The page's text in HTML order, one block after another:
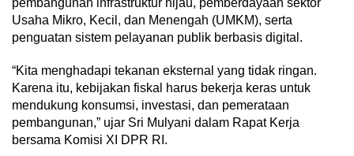
Usaha Mikro, Kecil, dan Menengah (UMKM), serta
penguatan sistem pelayanan publik berbasis digital.
“Kita menghadapi tekanan eksternal yang tidak ringan.
Karena itu, kebijakan fiskal harus bekerja keras untuk
mendukung konsumsi, investasi, dan pemerataan
pembangunan,” ujar Sri Mulyani dalam Rapat Kerja
bersama Komisi XI DPR RI.